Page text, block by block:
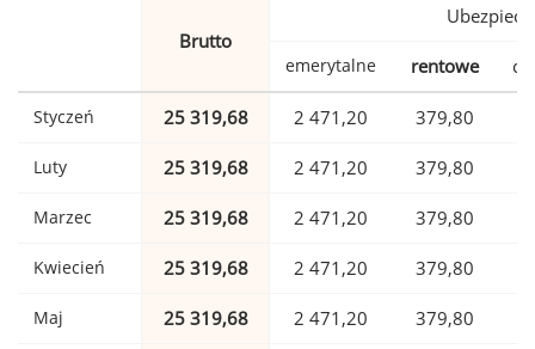
Brutto
emerytalne rentowe
Styczeń 25 319,68 2 471,20 379,80
Luty 25 319,68 2 471,20 379,80
Marzec 25 319,68 2 471,20 379,80
Kwiecień 25 319,68 2 471,20 379,80
Maj 25 319,68 2 471,20 379,80